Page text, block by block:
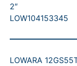
2″
LOW104153345
LOWARA